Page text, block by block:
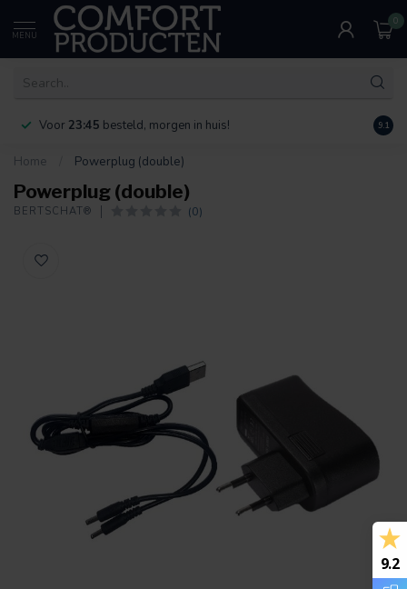
MENU
0
Voor 23:45 besteld, morgen in huis! 9.1
Home Powerplug (double)
Powerplug (double)
BERTSCHAT® (0)
9.2